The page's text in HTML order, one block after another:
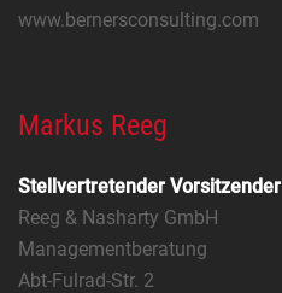
www.bernersconsulting.com
Markus Reeg
Stellvertretender Vorsitzender
Reeg & Nasharty GmbH
Managementberatung
Abt-Fulrad-Str. 2